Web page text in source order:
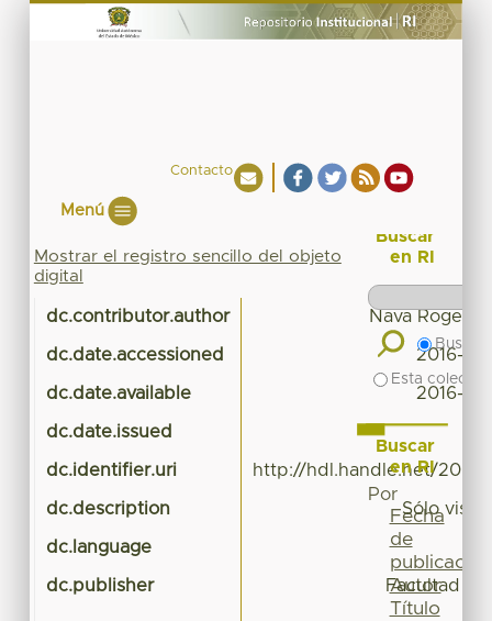
Contacto
Menú
Mostrar el registro sencillo del objeto
digital
dc.contributor.author Nava Rogel
dc.date.accessioned 2016-
dc.date.available 2016-
dc.date.issued
dc.identifier.uri http://hdl.handle.net/
dc.description Sólo
dc.language
dc.publisher
Facultad
Buscar
en RI
Buscar
Esta
Buscar
en RI
Por
Fecha
de
publicación
Autor
Título